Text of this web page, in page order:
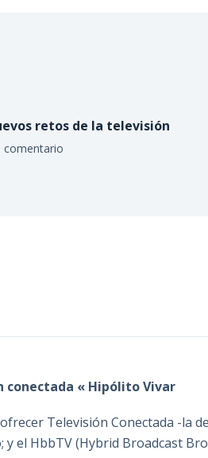
retos de la televisión
comentario
conectada « Hipólito Vivar
Televisión Conectada -la
el HbbTV (Hybrid Broadcast